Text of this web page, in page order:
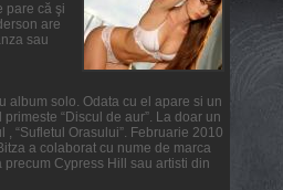
pare că şi
are
sau
album solo. Odata cu el apare si un
“Discul de aur”. La doar un
“Sufletul Orasului”. Februarie 2010
a colaborat cu nume de marca
Cypress Hill sau artisti din